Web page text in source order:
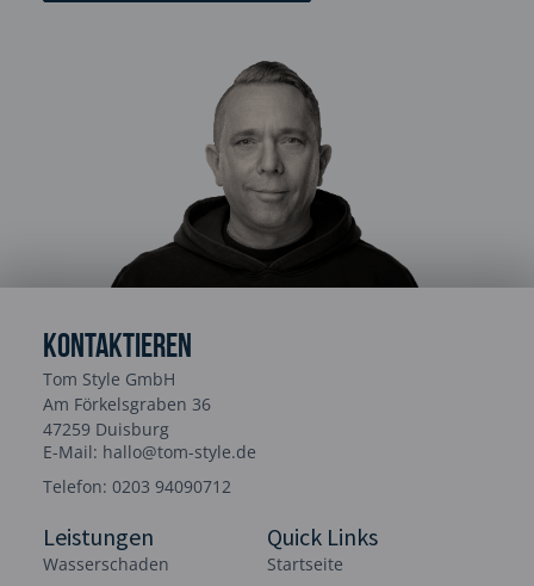
Leistungen
Wasserschaden
Quick Links
Startseite
Kontaktieren
Tom Style GmbH
Am Förkelsgraben 36
47259 Duisburg
E-Mail: hallo@tom-style.de
Telefon: 0203 94090712